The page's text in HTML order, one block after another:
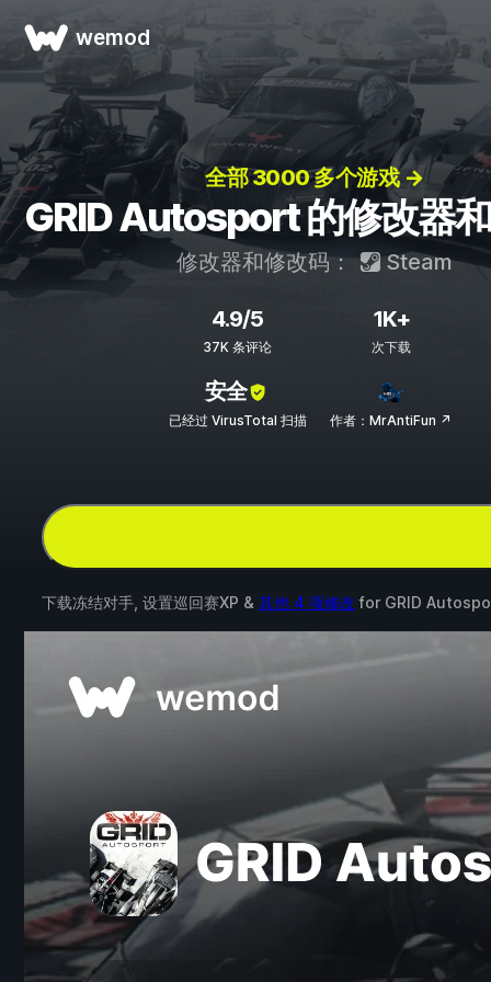
wemod
全部 3000 多个游戏 →
GRID Autosport 的修改器
修改器和修改码： Steam
4.9/5
37K 条评论
1K+
次下载
安全
已经过 VirusTotal 扫描 作者：MrAntiFun ↗
下载冻结对手, 设置巡回赛XP & 其他 4 项修改 for GRID